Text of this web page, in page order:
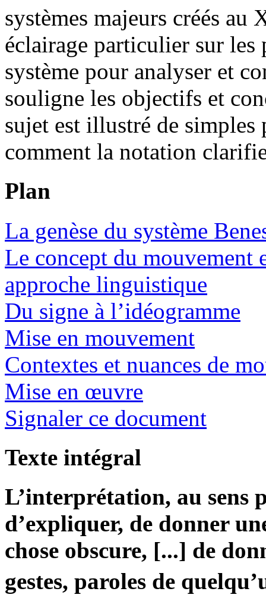
systèmes majeurs créés au
éclairage particulier sur
système pour analyser et
souligne les objectifs et
sujet est illustré de
comment la notation
Plan
La genèse du système
Le concept du mouvement
approche linguistique
Du signe à l’idéogramme
Mise en mouvement
Contextes et nuances de
Mise en œuvre
Signaler ce document
Texte intégral
L’interprétation, au sens
d’expliquer, de donner
chose obscure, [...] de
gestes, paroles de